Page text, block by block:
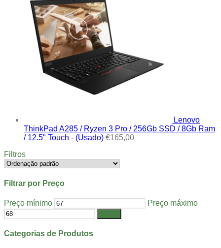
Lenovo
ThinkPad A285 / Ryzen 3 Pro / 256Gb SSD / 8Gb Ram
/ 12.5" Touch - (Usado) €165,00
Filtros
Filtrar por Preço
Preço mínimo Preço máximo
Categorias de Produtos